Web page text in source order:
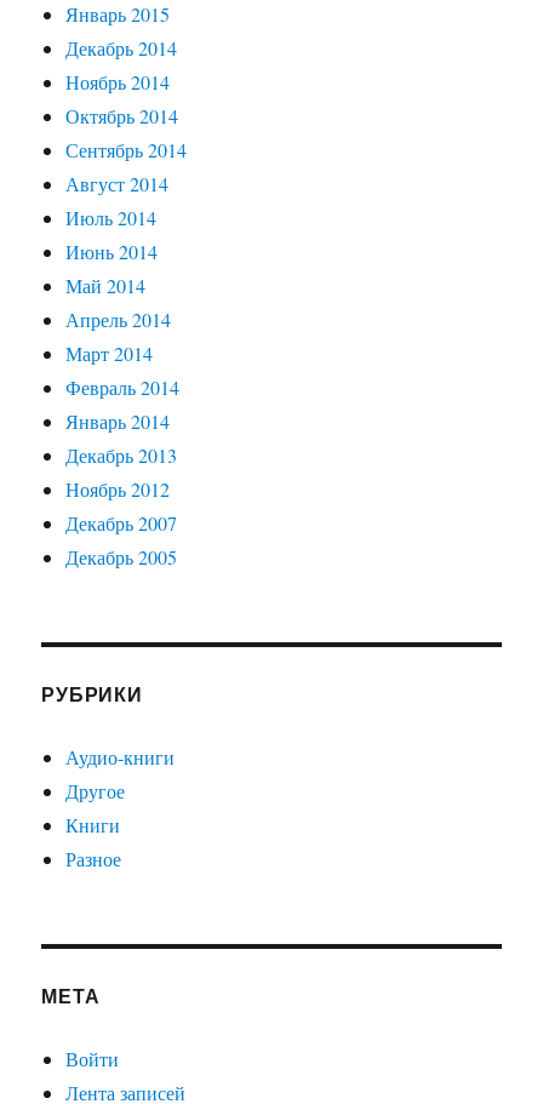
Январь 2015
Декабрь 2014
Ноябрь 2014
Октябрь 2014
Сентябрь 2014
Август 2014
Июль 2014
Июнь 2014
Май 2014
Апрель 2014
Март 2014
Февраль 2014
Январь 2014
Декабрь 2013
Ноябрь 2012
Декабрь 2007
Декабрь 2005
РУБРИКИ
Аудио-книги
Другое
Книги
Разное
МЕТА
Войти
Лента записей